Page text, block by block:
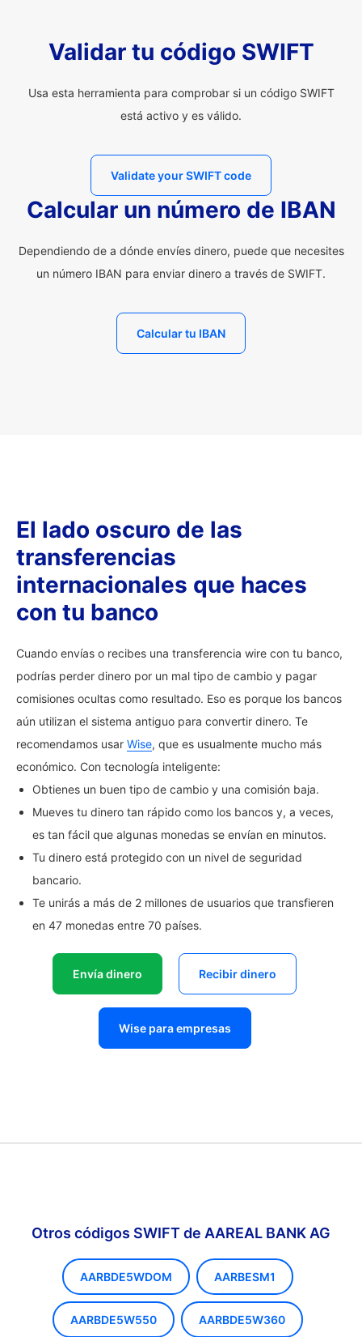
Validar tu código SWIFT
Usa esta herramienta para comprobar si un código SWIFT
está activo y es válido.
Validate your SWIFT code
Calcular un número de IBAN
Dependiendo de a dónde envíes dinero, puede que necesites
un número IBAN para enviar dinero a través de SWIFT.
Calcular tu IBAN
El lado oscuro de las
transferencias
internacionales que haces
con tu banco
Cuando envías o recibes una transferencia wire con tu banco,
podrías perder dinero por un mal tipo de cambio y pagar
comisiones ocultas como resultado. Eso es porque los bancos
aún utilizan el sistema antiguo para convertir dinero. Te
recomendamos usar Wise, que es usualmente mucho más
económico. Con tecnología inteligente:
Obtienes un buen tipo de cambio y una comisión baja.
Mueves tu dinero tan rápido como los bancos y, a veces,
es tan fácil que algunas monedas se envían en minutos.
Tu dinero está protegido con un nivel de seguridad
bancario.
Te unirás a más de 2 millones de usuarios que transfieren
en 47 monedas entre 70 países.
Envía dinero Recibir dinero
Wise para empresas
Otros códigos SWIFT de AAREAL BANK AG
AARBDE5WDOM AARBESM1
AARBDE5W550 AARBDE5W360